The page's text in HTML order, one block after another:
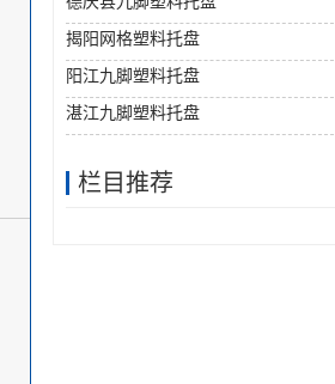
揭阳网格塑料托盘
阳江九脚塑料托盘
湛江九脚塑料托盘
栏目推荐